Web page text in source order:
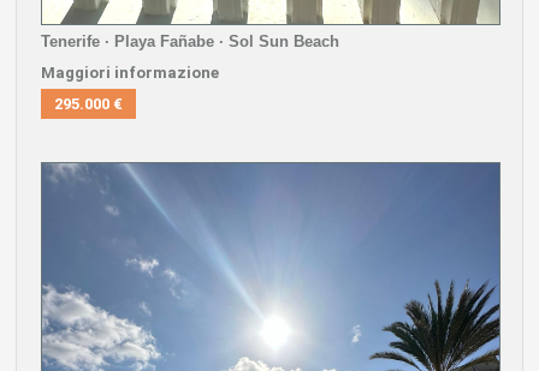
Tenerife · Playa Fañabe · Sol Sun Beach
Maggiori informazione
295.000 €